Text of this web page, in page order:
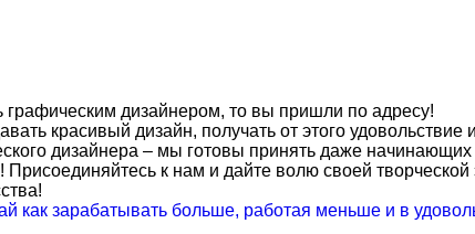
графическим дизайнером, то вы пришли по адресу!
красивый дизайн, получать от этого
дизайнера – мы готовы принять даже
к нам и дайте волю своей
как зарабатывать больше, работая меньше и в